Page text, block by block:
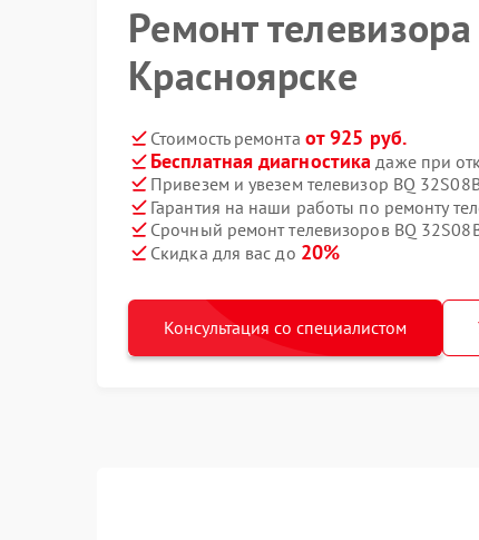
Ремонт
Красноярске
Стоимость ремонта от 925 руб.
Бесплатная диагностика даже при
Привезем и увезем телевизор BQ
Гарантия на наши работы по ремонту
Срочный ремонт телевизоров BQ
Скидка для вас до 20%
Консультация со специалистом